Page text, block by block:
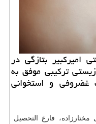
امیركبیر بتازگی در
تركیبی موفق به
غضروفی و استخوانی
مختارزاده، فارغ التحصیل